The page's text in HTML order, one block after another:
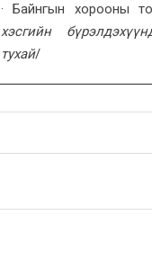
· Байнгын хорооны
хэсгийн
тухай/